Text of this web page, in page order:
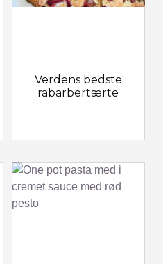
Verdens bedste
rabarbertærte